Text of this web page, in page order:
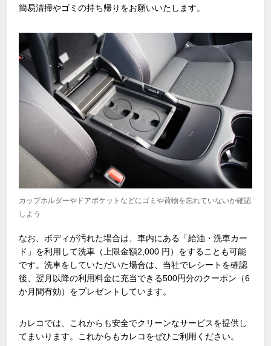
簡易清掃やゴミの持ち帰りをお願いいたします。
カップホルダーやドアポケットなどにゴミや荷物を忘れていないか確認
しよう
なお、ボディが汚れた場合は、車内にある「給油・洗車カー
ド」を利用して洗車（上限金額2,000 円）をすることも可能
です。洗車をしていただいた場合は、当社でレシートを確認
後、翌月以降の利用料金に充当できる500円分のクーポン（6
か月間有効）をプレゼントしています。
カレコでは、これからも安全でクリーンなサービスを提供し
てまいります。これからもカレコをぜひご利用ください。